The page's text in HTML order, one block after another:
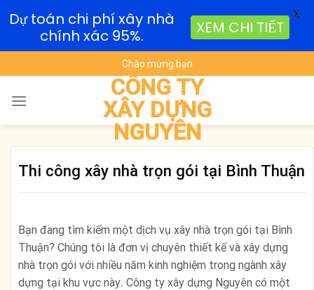
to
content
Chào mừng bạn
CÔNG TY
XÂY DỰNG
NGUYÊN
Thi công xây nhà trọn gói tại Bình Thuận
Bạn đang tìm kiếm một dịch vụ xây nhà trọn gói tại Bình
Thuận? Chúng tôi là đơn vị chuyên thiết kế và xây dựng
nhà trọn gói với nhiều năm kinh nghiệm trong ngành xây
dựng tại khu vực này. Công ty xây dựng Nguyên có một
Dự toán chi phí xây nhà
chính xác 95%.
XEM CHI TIẾT
X